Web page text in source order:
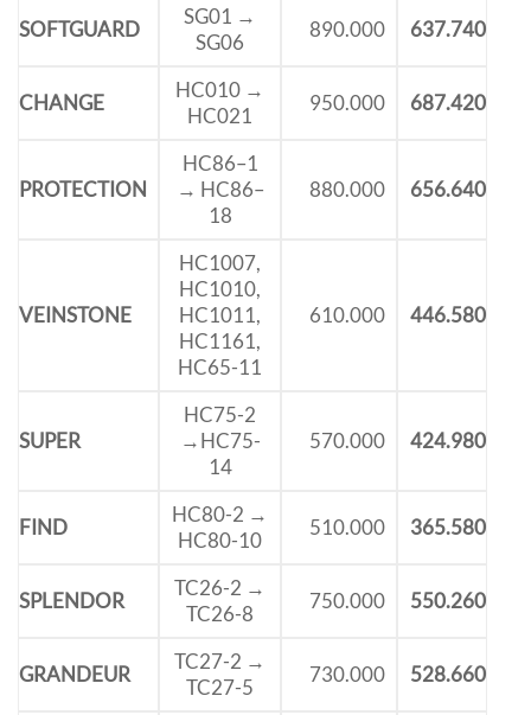
SOFTGUARD
SG01 →
SG06
890.000 637.740
CHANGE
HC010 →
HC021
950.000 687.420
PROTECTION
HC86–1
→ HC86–
18
880.000 656.640
VEINSTONE
HC1007,
HC1010,
HC1011,
HC1161,
HC65-11
610.000 446.580
SUPER
HC75-2
→HC75-
14
570.000 424.980
FIND
HC80-2 →
HC80-10
510.000 365.580
SPLENDOR
TC26-2 →
TC26-8
750.000 550.260
GRANDEUR
TC27-2 →
TC27-5
730.000 528.660